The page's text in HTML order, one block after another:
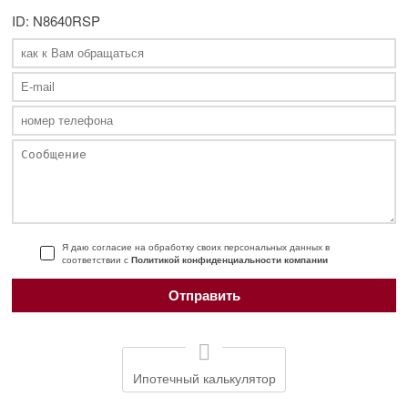
ID: N8640RSP
Я даю согласие на обработку своих персональных данных в
соответствии с Политикой конфиденциальности компании
Ипотечный калькулятор